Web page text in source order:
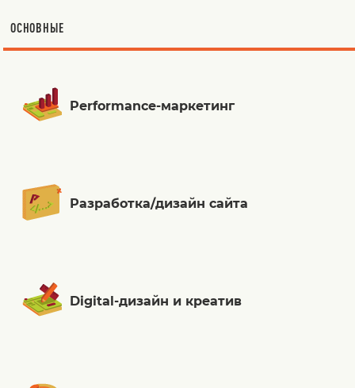
ОСНОВНЫЕ
Performance-маркетинг
Разработка/дизайн сайта
Digital-дизайн и креатив